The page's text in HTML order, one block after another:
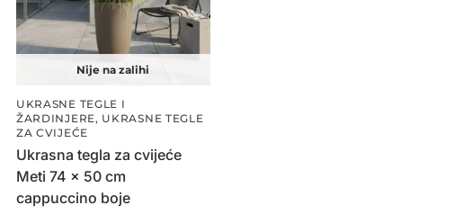
Nije na zalihi
UKRASNE TEGLE I
ŽARDINJERE, UKRASNE TEGLE
ZA CVIJEĆE
Ukrasna tegla za cvijeće
Meti 74 x 50 cm
cappuccino boje